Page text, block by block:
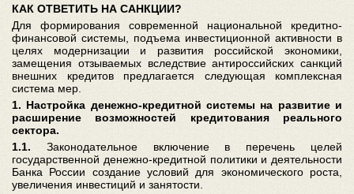
КАК ОТВЕТИТЬ НА САНКЦИИ?
Для формирования современной национальной кредитно-
финансовой системы, подъема инвестиционной активности в
целях модернизации и развития российской экономики,
замещения отзываемых вследствие антироссийских санкций
внешних кредитов предлагается следующая комплексная
система мер.
1. Настройка денежно-кредитной системы на развитие и
расширение возможностей кредитования реального
сектора.
1.1. Законодательное включение в перечень целей
государственной денежно-кредитной политики и деятельности
Банка России создание условий для экономического роста,
увеличения инвестиций и занятости.